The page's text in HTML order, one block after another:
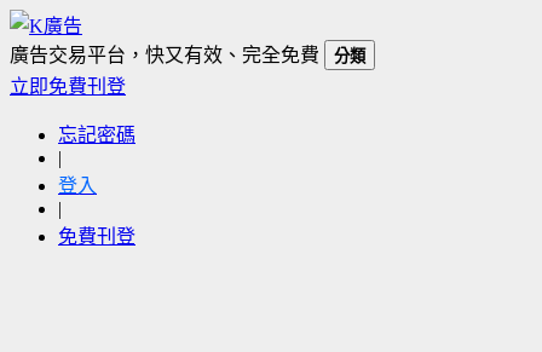
廣告交易平台，快又有效、完全免費 分類
立即免費刊登
忘記密碼
|
登入
|
免費刊登